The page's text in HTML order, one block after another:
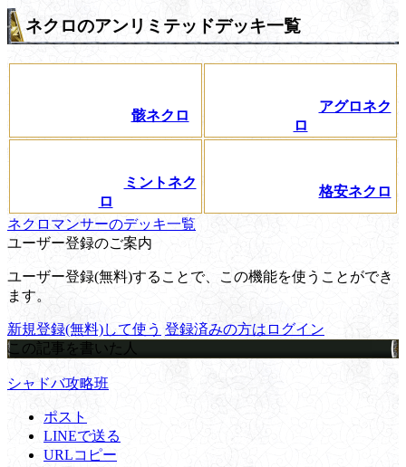
ネクロのアンリミテッドデッキ一覧
骸ネクロ
アグロネク
ロ
ミントネク
ロ
格安ネクロ
ネクロマンサーのデッキ一覧
ユーザー登録のご案内
ユーザー登録(無料)することで、この機能を使うことができ
ます。
新規登録(無料)して使う 登録済みの方はログイン
この記事を書いた人
シャドバ攻略班
ポスト
LINEで送る
URLコピー